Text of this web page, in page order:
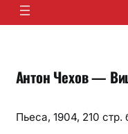
Антон Чехов —
Пьеса, 1904, 210 стр.